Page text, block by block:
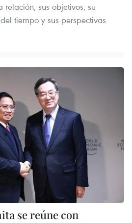
sus objetivos, su
tiempo y sus perspectivas
se reúne con